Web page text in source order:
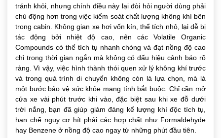
tránh khỏi, nhưng chính điều này lại đòi hỏi người dùng phải
chủ động hơn trong việc kiểm soát chất lượng không khí bên
trong cabin. Không gian xe hơi vốn kín, thể tích nhỏ, lại dễ bị
tác động bởi nhiệt độ cao, nên các Volatile Organic
Compounds có thể tích tụ nhanh chóng và đạt nồng độ cao
chỉ trong thời gian ngắn mà không có dấu hiệu cảnh báo rõ
ràng. Vì vậy, việc hình thành thói quen xử lý không khí trước
và trong quá trình di chuyển không còn là lựa chọn, mà là
một bước bảo vệ sức khỏe mang tính bắt buộc. Chỉ cần mở
cửa xe vài phút trước khi vào, đặc biệt sau khi xe đỗ dưới
trời nắng, bạn đã giúp giảm đáng kể lượng khí độc tích tụ,
hạn chế nguy cơ hít phải các hợp chất như Formaldehyde
hay Benzene ở nồng độ cao ngay từ những phút đầu tiên.